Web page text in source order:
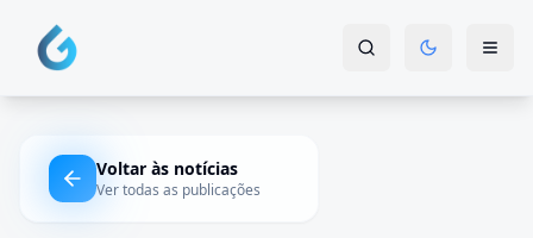
Voltar às notícias
Ver todas as publicações